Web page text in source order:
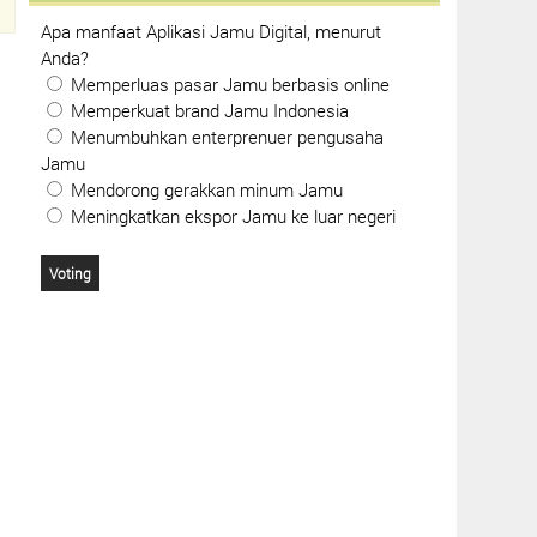
Apa manfaat Aplikasi Jamu Digital, menurut
Anda?
Memperluas pasar Jamu berbasis online
Memperkuat brand Jamu Indonesia
Menumbuhkan enterprenuer pengusaha
Jamu
Mendorong gerakkan minum Jamu
Meningkatkan ekspor Jamu ke luar negeri